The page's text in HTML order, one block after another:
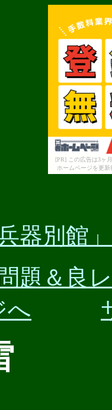
[PR] この広告は3ヶ
ホームページを更
兵器別館
題＆良
へ